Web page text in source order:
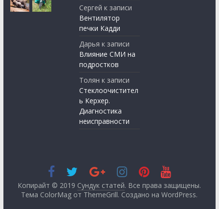
Сергей к записи
Вентилятор
печки Кадди
Дарья к записи
Влияние СМИ на
подростков
Толян к записи
Стеклоочистител
ь Керхер.
Диагностика
неисправности
Копирайт © 2019 Сундук статей. Все права защищены.
Тема ColorMag от ThemeGrill. Создано наWordPress.